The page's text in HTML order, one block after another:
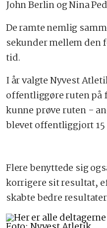
John Berlin og Nina
De ramte nemlig
sekunder mellem den
tid.
I år valgte Nyvest
offentliggøre ruten på
kunne prøve ruten -
blevet offentliggjort
Flere benyttede sig
korrigere sit resultat,
skabte bedre